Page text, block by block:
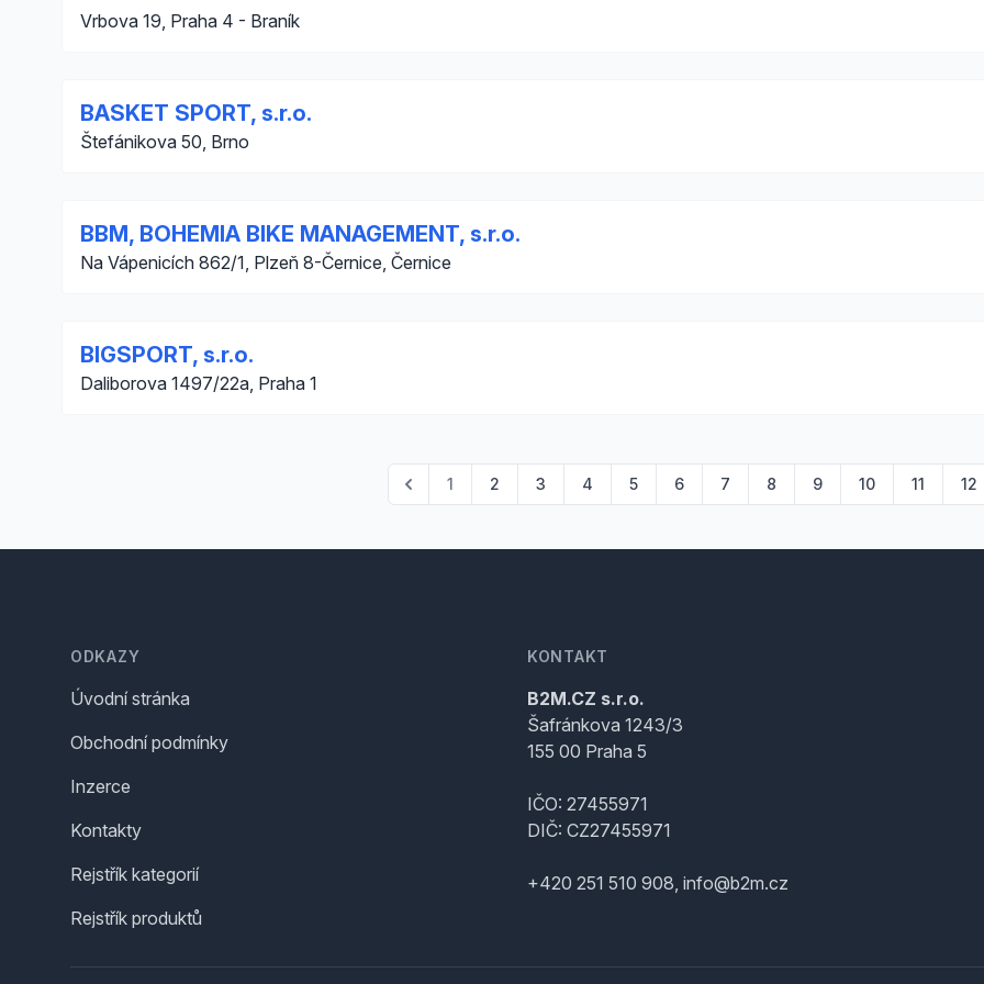
Vrbova 19, Praha 4 - Braník
BASKET SPORT, s.r.o.
Štefánikova 50, Brno
BBM, BOHEMIA BIKE MANAGEMENT, s.r.o.
Na Vápenicích 862/1, Plzeň 8-Černice, Černice
BIGSPORT, s.r.o.
Daliborova 1497/22a, Praha 1
1 2 3 4 5 6 7 8 9 10 11 12
ODKAZY
Úvodní stránka
Obchodní podmínky
Inzerce
Kontakty
Rejstřík kategorií
Rejstřík produktů
KONTAKT
B2M.CZ s.r.o.
Šafránkova 1243/3
155 00 Praha 5
IČO: 27455971
DIČ: CZ27455971
+420 251 510 908, info@b2m.cz